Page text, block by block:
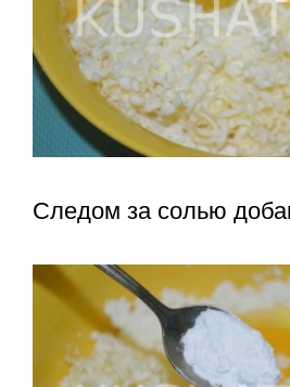
Следом за солью